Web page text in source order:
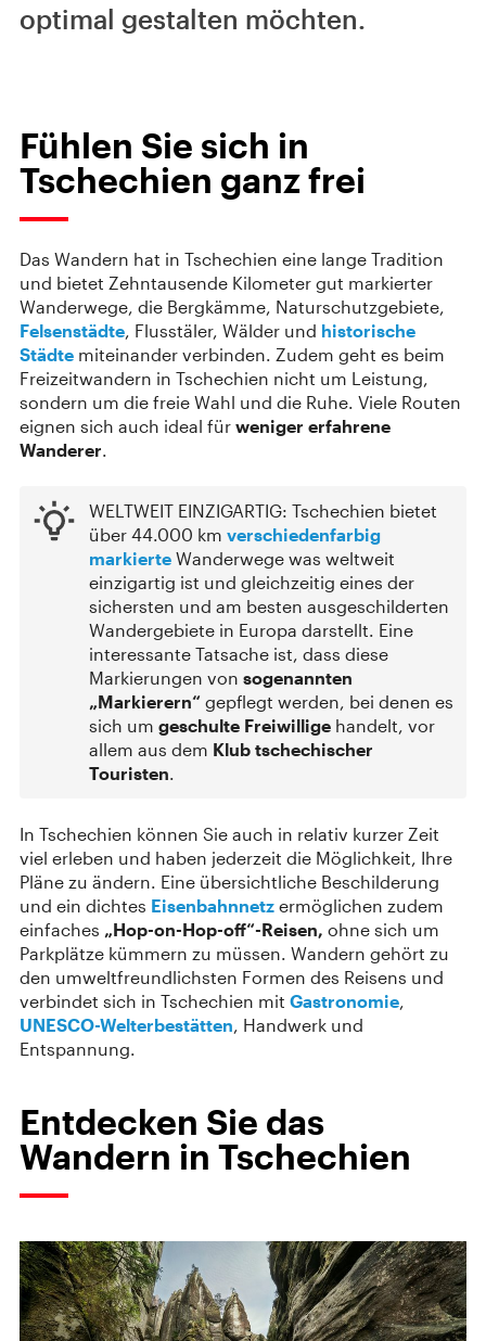
optimal gestalten möchten.
Fühlen Sie sich in
Tschechien ganz frei
Das Wandern hat in Tschechien eine lange Tradition
und bietet Zehntausende Kilometer gut markierter
Wanderwege, die Bergkämme, Naturschutzgebiete,
Felsenstädte, Flusstäler, Wälder und historische
Städte miteinander verbinden. Zudem geht es beim
Freizeitwandern in Tschechien nicht um Leistung,
sondern um die freie Wahl und die Ruhe. Viele Routen
eignen sich auch ideal für weniger erfahrene
Wanderer.
WELTWEIT EINZIGARTIG: Tschechien bietet
über 44.000 km verschiedenfarbig
markierte Wanderwege was weltweit
einzigartig ist und gleichzeitig eines der
sichersten und am besten ausgeschilderten
Wandergebiete in Europa darstellt. Eine
interessante Tatsache ist, dass diese
Markierungen von sogenannten
„Markierern“ gepflegt werden, bei denen es
sich um geschulte Freiwillige handelt, vor
allem aus dem Klub tschechischer
Touristen.
In Tschechien können Sie auch in relativ kurzer Zeit
viel erleben und haben jederzeit die Möglichkeit, Ihre
Pläne zu ändern. Eine übersichtliche Beschilderung
und ein dichtes Eisenbahnnetz ermöglichen zudem
einfaches „Hop-on-Hop-off“-Reisen, ohne sich um
Parkplätze kümmern zu müssen. Wandern gehört zu
den umweltfreundlichsten Formen des Reisens und
verbindet sich in Tschechien mit Gastronomie,
UNESCO-Welterbestätten, Handwerk und
Entspannung.
Entdecken Sie das
Wandern in Tschechien